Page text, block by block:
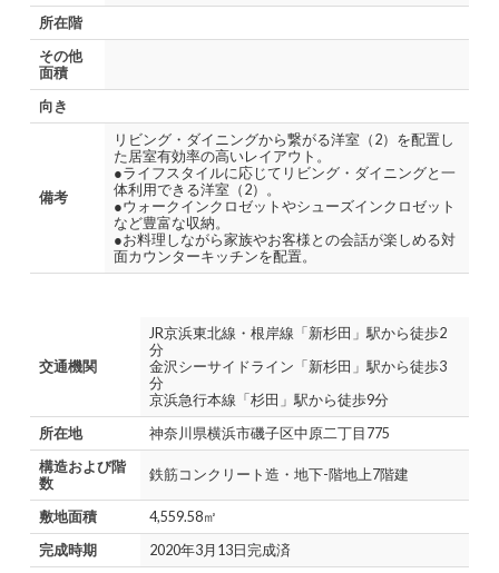
所在階
その他
面積
向き
備考
リビング・ダイニングから繋がる洋室（2）を配置し
た居室有効率の高いレイアウト。
●ライフスタイルに応じてリビング・ダイニングと一
体利用できる洋室（2）。
●ウォークインクロゼットやシューズインクロゼット
など豊富な収納。
●お料理しながら家族やお客様との会話が楽しめる対
面カウンターキッチンを配置。
交通機関
JR京浜東北線・根岸線「新杉田」駅から徒歩2
分
金沢シーサイドライン「新杉田」駅から徒歩3
分
京浜急行本線「杉田」駅から徒歩9分
所在地
神奈川県横浜市磯子区中原二丁目775
構造および階
数
鉄筋コンクリート造・地下-階地上7階建
敷地面積
4,559.58㎡
完成時期
2020年3月13日完成済